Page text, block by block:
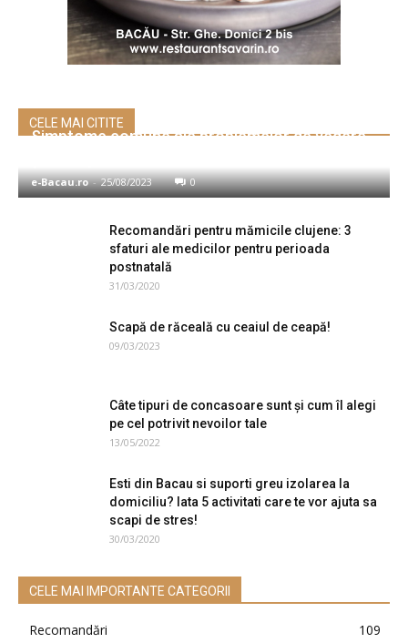
CELE MAI CITITE
Simptome comune ale problemelor de vedere
e-Bacau.ro - 25/08/2023 0
Recomandări pentru mămicile clujene: 3
sfaturi ale medicilor pentru perioada
postnatală
31/03/2020
Scapă de răceală cu ceaiul de ceapă!
09/03/2023
Câte tipuri de concasoare sunt și cum îl alegi
pe cel potrivit nevoilor tale
13/05/2022
Esti din Bacau si suporti greu izolarea la
domiciliu? Iata 5 activitati care te vor ajuta sa
scapi de stres!
30/03/2020
CELE MAI IMPORTANTE CATEGORII
Recomandări
109